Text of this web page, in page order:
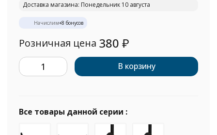
Доставка магазина: Понедельник 10 августа
Начислим+8 бонусов
Розничная цена 380 ₽
В корзину
Все товары данной серии :